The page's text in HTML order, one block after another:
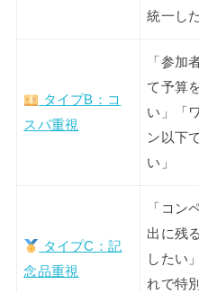
統一し
タイプB：コ
スパ重視
「参加
て予算
い」「
ン以下
い」
タイプC：記
念品重視
「コン
出に残
したい
れで特